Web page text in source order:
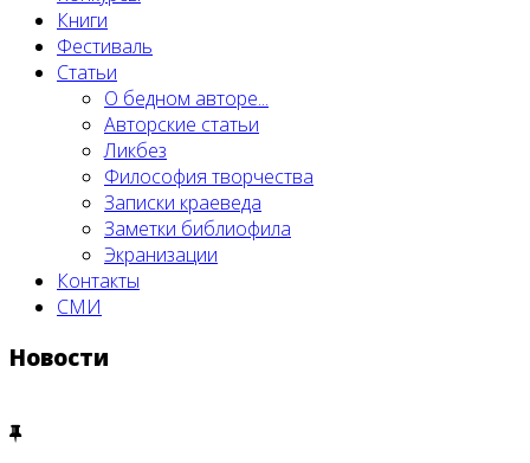
Книги
Фестиваль
Статьи
О бедном авторе...
Авторские статьи
Ликбез
Философия творчества
Записки краеведа
Заметки библиофила
Экранизации
Контакты
СМИ
Новости